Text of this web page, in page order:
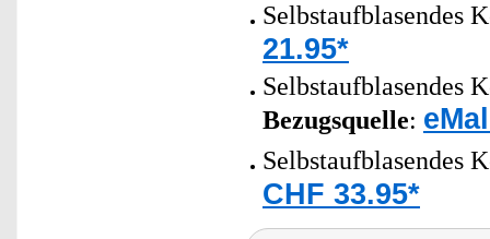
Selbstaufblasendes
21.95*
Selbstaufblasendes
Bezugsquelle:
Selbstaufblasendes
CHF 33.95*